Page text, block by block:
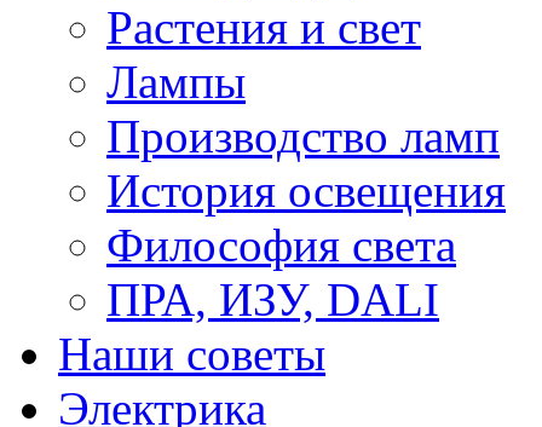
Растения и свет
Лампы
Производство ламп
История освещения
Философия света
ПРА, ИЗУ, DALI
Наши советы
Электрика